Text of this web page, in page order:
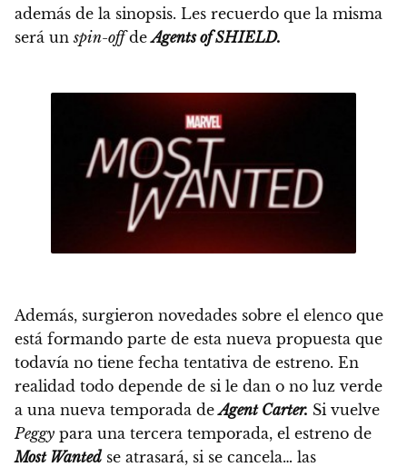
además de la sinopsis. Les recuerdo que la misma
será unspin-offdeAgents of SHIELD.
Además, surgieron novedades sobre el elenco que
está formando parte de esta nueva propuesta que
todavía no tiene fecha tentativa de estreno. En
realidad todo depende de si le dan o no luz verde
a una nueva temporada deAgent Carter. Si vuelve
Peggy para una tercera temporada, el estreno de
Most Wanted se atrasará, si se cancela… las